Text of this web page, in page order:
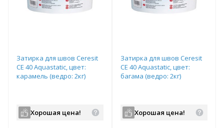
Затирка для швов Ceresit
CE 40 Aquastatic, цвет:
карамель (ведро: 2кг)
Хорошая цена!
Затирка для швов Ceresit
CE 40 Aquastatic, цвет:
багама (ведро: 2кг)
Хорошая цена!